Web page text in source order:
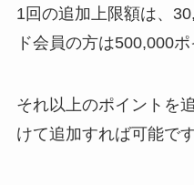
1回の追加上限額は、
ド会員の方は500,000
それ以上のポイントを
けて追加すれば可能です